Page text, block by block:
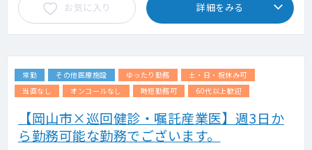
お気に入り 詳細をみる
常勤 その他医療施設 ゆったり勤務
土・日・祝休み可
当直なし
オンコールなし 時短勤務可 60代以上歓迎
【岡山市×巡回健診・嘱託産業医】週3日か
ら勤務可能な勤務でございます。